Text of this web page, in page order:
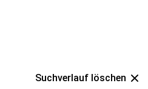
Suchverlauf löschen